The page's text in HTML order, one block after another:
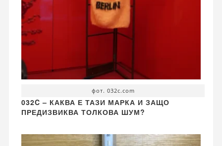
фот. 032c.com
032C – КАКВА Е ТАЗИ МАРКА И ЗАЩО
ПРЕДИЗВИКВА ТОЛКОВА ШУМ?